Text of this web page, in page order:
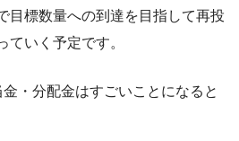
目標数量への到達を目指して再投
ていく予定です。
・分配金はすごいことになると